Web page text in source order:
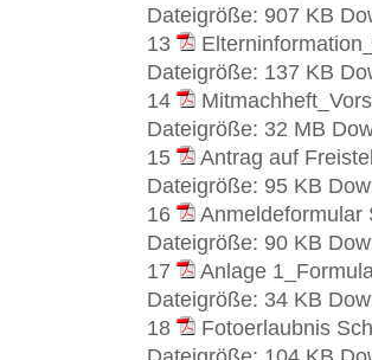
Dateigröße: 907 KB
13
Dateigröße: 137 KB
14
Dateigröße: 32 MB
15
Antrag auf
Dateigröße: 95 KB
16
Anmeldeformular
Dateigröße: 90 KB
17
Anlage
Dateigröße: 34 KB
18
Fotoerlaubnis